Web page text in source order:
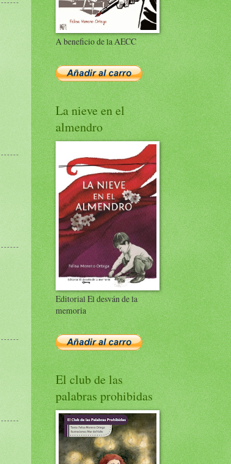
A beneficio de la AECC
La nieve en el
almendro
Editorial El desván de la
memoria
El club de las
palabras prohibidas